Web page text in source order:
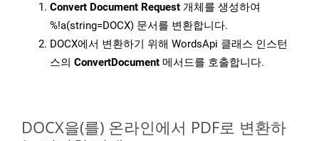
Convert Document Request 개체를 생성하여
%!a(string=DOCX) 문서를 변환합니다.
DOCX에서 변환하기 위해 WordsApi 클래스 인스턴
스의 ConvertDocument 메서드를 호출합니다.
DOCX을(를) 온라인에서 PDF로 변환하